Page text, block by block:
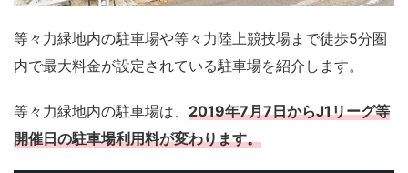
等々力緑地内の駐車場や等々力陸上競技場まで徒歩5分圏
内で最大料金が設定されている駐車場を紹介します。
等々力緑地内の駐車場は、 2019年7月7日からJ1リーグ等
開催日の駐車場利用料が変わります。